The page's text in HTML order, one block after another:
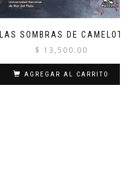
LAS SOMBRAS DE CAMELOT
$ 13,500.00
AGREGAR AL CARRITO